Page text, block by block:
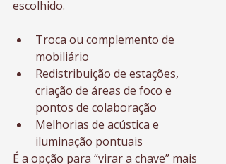
escolhido.
Troca ou complemento de
mobiliário
Redistribuição de estações,
criação de áreas de foco e
pontos de colaboração
Melhorias de acústica e
iluminação pontuais
É a opção para “virar a chave” mais